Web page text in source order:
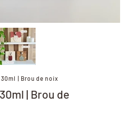
| Brou de noix
| Brou de